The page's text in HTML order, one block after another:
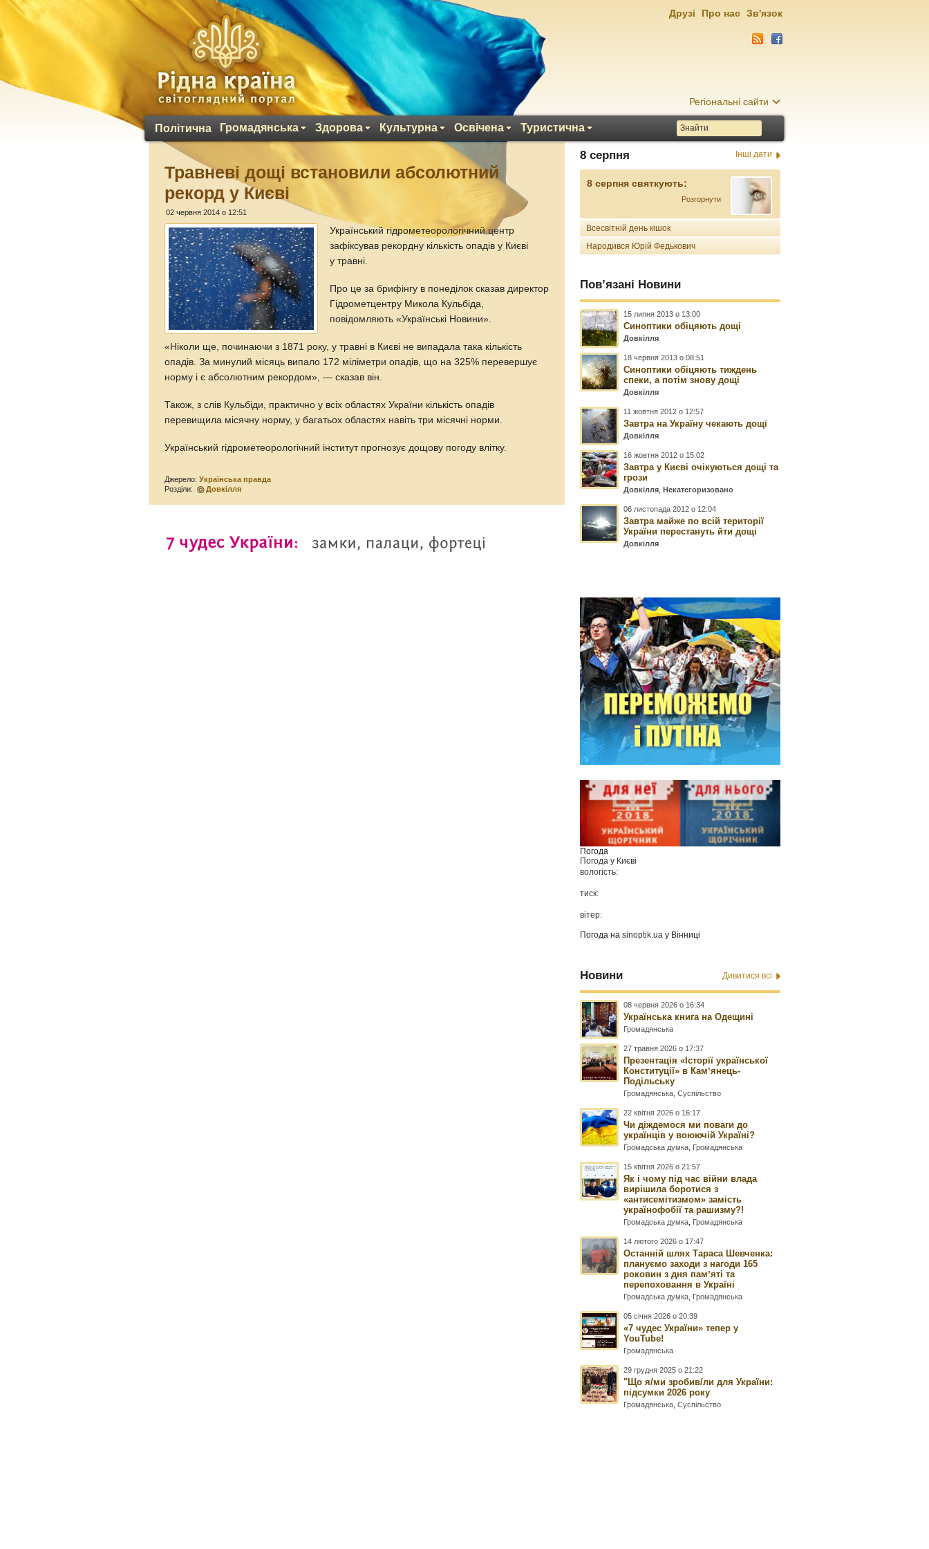
Регіональні сайти
Політична Громадянська Здорова Культурна Освічена Туристична
Друзі Про нас Зв'язок
Травневі дощі встановили абсолютний
рекорд у Києві
02 червня 2014 о 12:51
Український гідрометеорологічний центр
зафіксував рекордну кількість опадів у Києві
у травні.
Про це за брифінгу в понеділок сказав директор
Гідрометцентру Микола Кульбіда,
повідомляють «Українські Новини».
«Ніколи ще, починаючи з 1871 року, у травні в Києві не випадала така кількість
опадів. За минулий місяць випало 172 міліметри опадів, що на 325% перевершує
норму і є абсолютним рекордом», — сказав він.
Також, з слів Кульбіди, практично у всіх областях України кількість опадів
перевищила місячну норму, у багатьох областях навіть три місячні норми.
Український гідрометеорологічний інститут прогнозує дощову погоду влітку.
Джерело:Українська правда
Розділи:
Довкілля
8 серпня Інші дати
8 серпня святкують:
Розгорнути
Всесвітній день кішок
Народився Юрій Федькович
Пов’язані Новини
15 липня 2013 о 13:00
Синоптики обіцяють дощі
Довкілля
18 червня 2013 о 08:51
Синоптики обіцяють тиждень
спеки, а потім знову дощі
Довкілля
11 жовтня 2012 о 12:57
Завтра на Україну чекають дощі
Довкілля
16 жовтня 2012 о 15:02
Завтра у Києві очікуються дощі та
грози
Довкілля Некатегоризовано
06 листопада 2012 о 12:04
Завтра майже по всій території
України перестануть йти дощі
Довкілля
Погода
Погода у Києві
вологість:
тиск:
вітер:
Погода наsinoptik.ua у Вінниці
Новини Дивитися всі
08 червня 2026 о 16:34
Українська книга на Одещині
Громадянська
27 травня 2026 о 17:37
Презентація «Історії української
Конституції» в Камʼянець-
Подільську
Громадянська ,Суспільство
22 квітня 2026 о 16:17
Чи діждемося ми поваги до
українців у воюючій Україні?
Громадська думка Громадянська
15 квітня 2026 о 21:57
Як і чому під час війни влада
вирішила боротися з
«антисемітизмом» замість
українофобії та рашизму?!
Громадська думка Громадянська
14 лютого 2026 о 17:47
Останній шлях Тараса Шевченка:
плануємо заходи з нагоди 165
роковин з дня памʼяті та
перепоховання в Україні
Громадська думка Громадянська
05 січня 2026 о 20:39
«7 чудес України» тепер у
YouTube!
Громадянська
29 грудня 2025 о 21:22
"Що я/ми зробив/ли для України:
підсумки 2026 року
Громадянська ,Суспільство